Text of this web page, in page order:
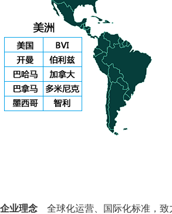
企业理念 全球化运营、国际化标准，